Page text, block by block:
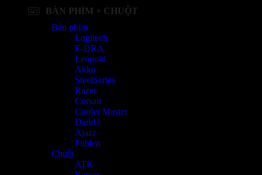
BÀN PHÍM + CHUỘT
Bàn phím
Logitech
E-DRA
Leopold
Akko
SteelSeries
Razer
Corsair
Cooler Master
DareU
Ajazz
Fuhlen
Chuột
ATK